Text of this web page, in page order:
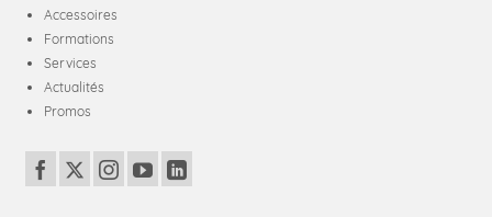
Accessoires
Formations
Services
Actualités
Promos